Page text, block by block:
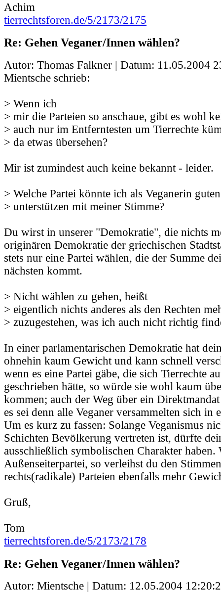
Achim
tierrechtsforen.de/5/2173/2175
Re: Gehen Veganer/Innen wählen?
Autor: Thomas Falkner | Datum: 11.05.2004
Mientsche schrieb:
> Wenn ich
> mir die Parteien so anschaue, gibt es wohl
> auch nur im Entferntesten um Tierrechte
> da etwas übersehen?
Mir ist zumindest auch keine bekannt - leider.
> Welche Partei könnte ich als Veganerin
> unterstützen mit meiner Stimme?
Du wirst in unserer "Demokratie", die nichts
originären Demokratie der griechischen
stets nur eine Partei wählen, die der Summe
nächsten kommt.
> Nicht wählen zu gehen, heißt
> eigentlich nichts anderes als den Rechten
> zuzugestehen, was ich auch nicht richtig
In einer parlamentarischen Demokratie hat
ohnehin kaum Gewicht und kann schnell
wenn es eine Partei gäbe, die sich Tierrechte
geschrieben hätte, so würde sie wohl kaum
kommen; auch der Weg über ein
es sei denn alle Veganer versammelten sich in
Um es kurz zu fassen: Solange Veganismus
Schichten Bevölkerung vertreten ist, dürfte
ausschließlich symbolischen Charakter haben.
Außenseiterpartei, so verleihst du den
rechts(radikale) Parteien ebenfalls mehr
Gruß,
Tom
tierrechtsforen.de/5/2173/2178
Re: Gehen Veganer/Innen wählen?
Autor: Mientsche | Datum: 12.05.2004